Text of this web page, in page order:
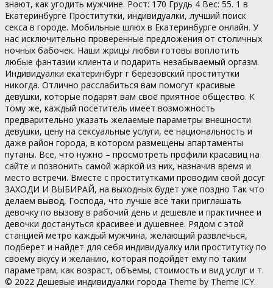
знают, как угодить мужчине. Рост: 170 Грудь 4 Вес: 55. 1 в
Екатеринбурге Проститутки, индивидуалки, лучший поиск
секса в городе. Мобильные шлюх в Екатеринбурге онлайн. У
нас исключительно проверенные предложения от столичных
ночных бабочек. Наши жрицы любви готовы воплотить
любые фантазии клиента и подарить незабываемый оргазм.
Индивидуалки екатеринбург г березовский проститутки
никогда. Отлично расслабиться вам помогут красивые
девушки, которые подарят вам своё приятное общество. К
тому же, каждый посетитель имеет возможность
предварительно указать желаемые параметры внешности
девушки, цену на сексуальные услуги, ее национальность и
даже район города, в котором размещены апартаменты
путаны. Все, что нужно – просмотреть профили красавиц на
сайте и позвонить самой жаркой из них, назначив время и
место встречи. Вместе с проститутками проводим свой досуг
ЗАХОДИ И ВЫБИРАЙ, на выходных будет уже поздно Так что
делаем вывод, Господа, что лучше все таки приглашать
девочку по вызову в рабочий день и дешевле и практичнее и
девочки достануться красивее и душевнее. Рядом с этой
станцией метро каждый мужчина, желающий развлечься,
подберет и найдет для себя индивидуалку или проститутку по
своему вкусу и желанию, которая подойдет ему по таким
параметрам, как возраст, объемы, стоимость и вид услуг и т.
© 2022 Дешевые индивидуалки города Theme by Theme ICY.